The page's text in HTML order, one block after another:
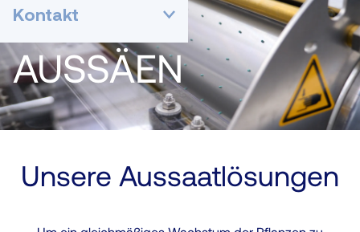
Kontakt
AUSSÄEN
Unsere Aussaatlösungen